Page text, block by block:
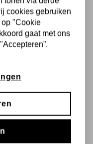
cookies gebruiken
op "Cookie
gaat met ons